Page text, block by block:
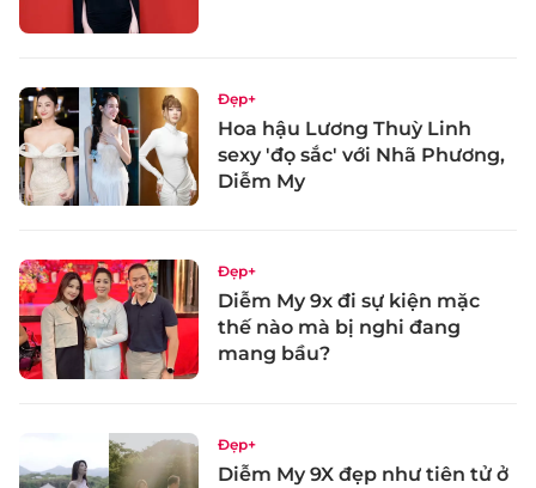
Đẹp+
Hoa hậu Lương Thuỳ Linh
sexy 'đọ sắc' với Nhã Phương,
Diễm My
Đẹp+
Diễm My 9x đi sự kiện mặc
thế nào mà bị nghi đang
mang bầu?
Đẹp+
Diễm My 9X đẹp như tiên tử ở